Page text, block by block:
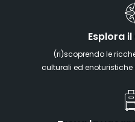
Esplora
(ri)scoprendo le
culturali ed